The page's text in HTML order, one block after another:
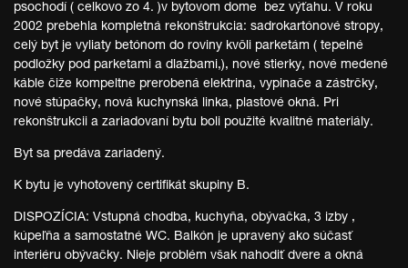
psochodí ( celkovo zo 4. )v bytovom dome bez výťahu. V roku
2002 prebehla kompletná rekonštrukcia: sadrokartónové stropy,
celý byt je vyliaty betónom do roviny kvôli parketám ( tepelné
podložky pod parketami a dlažbami,), nové stierky, nové medené
káble čiže kompeltne prerobená elektrina, vypinače a zástrčky,
nové stúpačky, nová kuchynská linka, plastové okná. Pri
rekonštrukcii a zariadovaní bytu boli použité kvalitné materiály.
Byt sa predáva zariadený.
K bytu je vyhotovený certifikát skupiny B.
DISPOZÍCIA: Vstupná chodba, kuchyňa, obývačka, 3 izby ,
kúpeľňa a samostatné WC. Balkón je upravený ako súčasť
interiéru obývačky. Nieje problém však nahodiť dvere a okná